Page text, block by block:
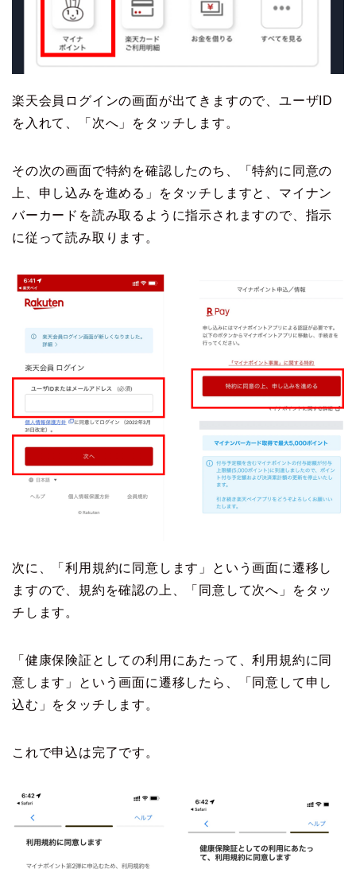
楽天会員ログインの画面が出てきますので、ユーザID
を入れて、「次へ」をタッチします。
その次の画面で特約を確認したのち、「特約に同意の
上、申し込みを進める」をタッチしますと、マイナン
バーカードを読み取るように指示されますので、指示
に従って読み取ります。
次に、「利用規約に同意します」という画面に遷移し
ますので、規約を確認の上、「同意して次へ」をタッ
チします。
「健康保険証としての利用にあたって、利用規約に同
意します」という画面に遷移したら、「同意して申し
込む」をタッチします。
これで申込は完了です。